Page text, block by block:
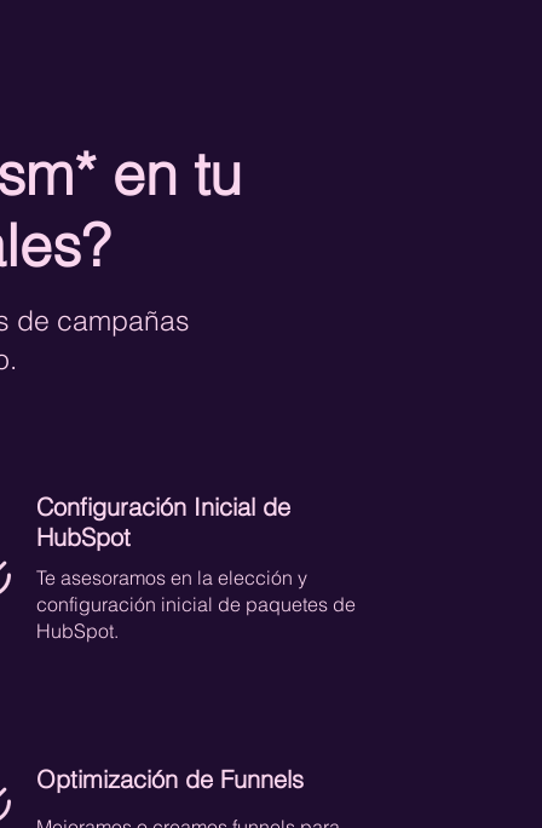
en tu
de campañas
Configuración Inicial de
HubSpot
Te asesoramos en la elección y
configuración inicial de paquetes de
HubSpot.
Optimización de Funnels